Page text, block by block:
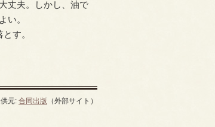
丈夫。しかし、油で
い。
す。
元: 合同出版 （外部サイト）